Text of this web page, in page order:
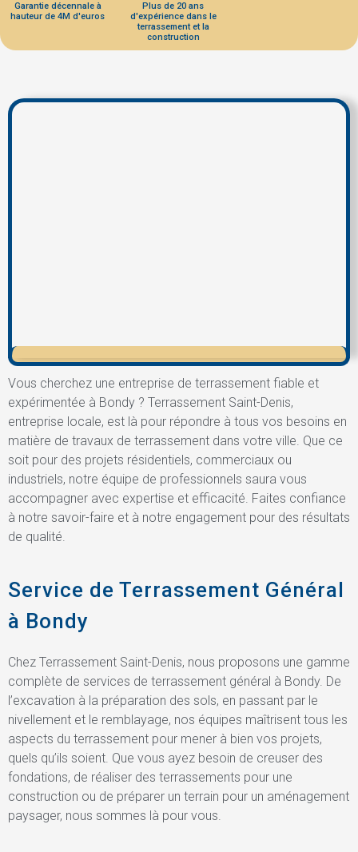
Garantie décennale à
hauteur de 4M d'euros
Plus de 20 ans
d'expérience dans le
terrassement et la
construction
Vous cherchez une entreprise de terrassement fiable et
expérimentée à Bondy ? Terrassement Saint-Denis,
entreprise locale, est là pour répondre à tous vos besoins en
matière de travaux de terrassement dans votre ville. Que ce
soit pour des projets résidentiels, commerciaux ou
industriels, notre équipe de professionnels saura vous
accompagner avec expertise et efficacité. Faites confiance
à notre savoir-faire et à notre engagement pour des résultats
de qualité.
Service de Terrassement Général
à Bondy
Chez Terrassement Saint-Denis, nous proposons une gamme
complète de services de terrassement général à Bondy. De
l’excavation à la préparation des sols, en passant par le
nivellement et le remblayage, nos équipes maîtrisent tous les
aspects du terrassement pour mener à bien vos projets,
quels qu’ils soient. Que vous ayez besoin de creuser des
fondations, de réaliser des terrassements pour une
construction ou de préparer un terrain pour un aménagement
paysager, nous sommes là pour vous.